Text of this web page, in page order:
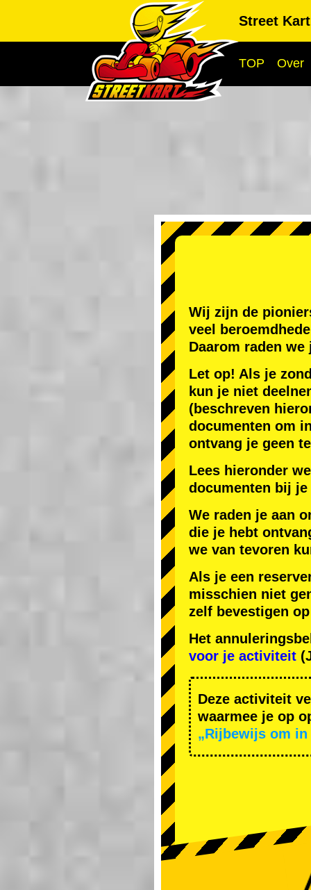
Street
TOP Over
Wij zijn de
veel
Daarom raden
Let op! Als je
kun je niet
(beschreven
documenten om
ontvang je geen
Lees hieronder
documenten bij
We raden je aan
die je hebt
we van tevoren
Als je een
misschien niet
zelf bevestigen
Het
voor je activiteit
Deze activiteit
waarmee je op
„Rijbewijs om